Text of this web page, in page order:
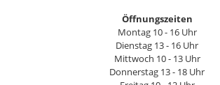
Öffnungszeiten
Montag 10 - 16 Uhr
Dienstag 13 - 16 Uhr
Mittwoch 10 - 13 Uhr
Donnerstag 13 - 18 Uhr